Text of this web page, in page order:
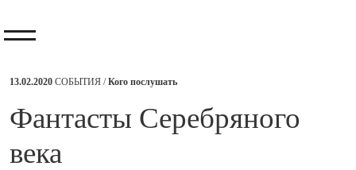
13.02.2020 СОБЫТИЯ /Кого послушать
​Фантасты Серебряного
века